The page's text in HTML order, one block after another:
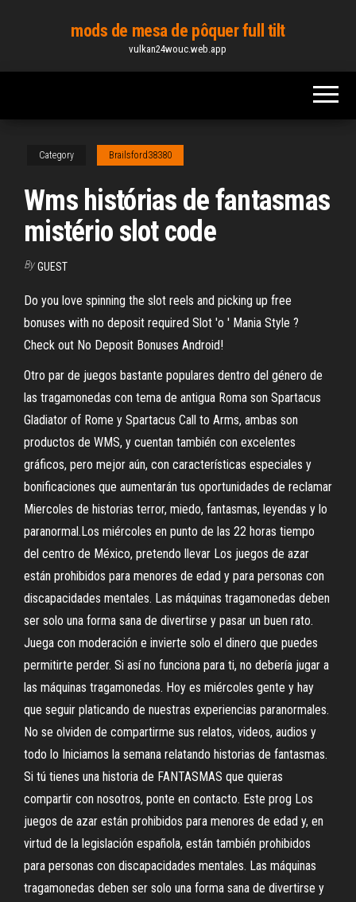
content
mods de mesa de pôquer full tilt
vulkan24wouc.web.app
Category Brailsford38380
Wms histórias de fantasmas
mistério slot code
By GUEST
Do you love spinning the slot reels and picking up free
bonuses with no deposit required Slot 'o ' Mania Style ?
Check out No Deposit Bonuses Android!
Otro par de juegos bastante populares dentro del género de
las tragamonedas con tema de antigua Roma son Spartacus
Gladiator of Rome y Spartacus Call to Arms, ambas son
productos de WMS, y cuentan también con excelentes
gráficos, pero mejor aún, con características especiales y
bonificaciones que aumentarán tus oportunidades de reclamar
Miercoles de historias terror, miedo, fantasmas, leyendas y lo
paranormal.Los miércoles en punto de las 22 horas tiempo
del centro de México, pretendo llevar Los juegos de azar
están prohibidos para menores de edad y para personas con
discapacidades mentales. Las máquinas tragamonedas deben
ser solo una forma sana de divertirse y pasar un buen rato.
Juega con moderación e invierte solo el dinero que puedes
permitirte perder. Si así no funciona para ti, no debería jugar a
las máquinas tragamonedas. Hoy es miércoles gente y hay
que seguir platicando de nuestras experiencias paranormales.
No se olviden de compartirme sus relatos, videos, audios y
todo lo Iniciamos la semana relatando historias de fantasmas.
Si tú tienes una historia de FANTASMAS que quieras
compartir con nosotros, ponte en contacto. Este prog Los
juegos de azar están prohibidos para menores de edad y, en
virtud de la legislación española, están también prohibidos
para personas con discapacidades mentales. Las máquinas
tragamonedas deben ser solo una forma sana de divertirse y